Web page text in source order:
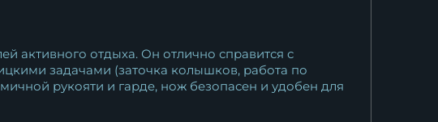
активного отдыха. Он отлично справится с
задачами (заточка колышков, работа по
рукояти и гардe, нож безопасен и удобен для